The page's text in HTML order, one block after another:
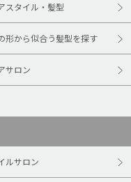
スタイル・髪型
形から似合う髪型を探す
サロン
ルサロン